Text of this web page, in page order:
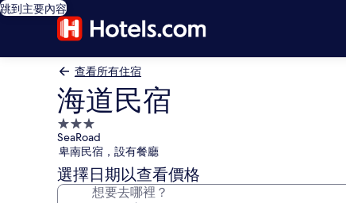
跳到主要內容
查看所有住宿
海道民宿
3.0
星
級
住
宿
SeaRoad
卑南民宿，設有餐廳
選擇日期以查看價格
想要去哪裡？